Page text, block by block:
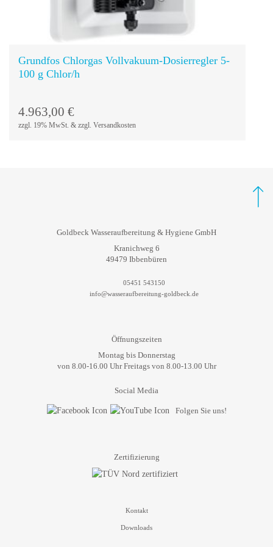
Grundfos Chlorgas Vollvakuum-Dosierregler 5-
100 g Chlor/h
4.963,00 €
zzgl. 19% MwSt. & zzgl. Versandkosten
Goldbeck Wasseraufbereitung & Hygiene GmbH
Kranichweg 6
49479 Ibbenbüren
05451 543150
info@wasseraufbereitung-goldbeck.de
Öffnungszeiten
Montag bis Donnerstag
von 8.00-16.00 Uhr Freitags von 8.00-13.00 Uhr
Social Media
Folgen Sie uns!
Zertifizierung
Kontakt
Downloads